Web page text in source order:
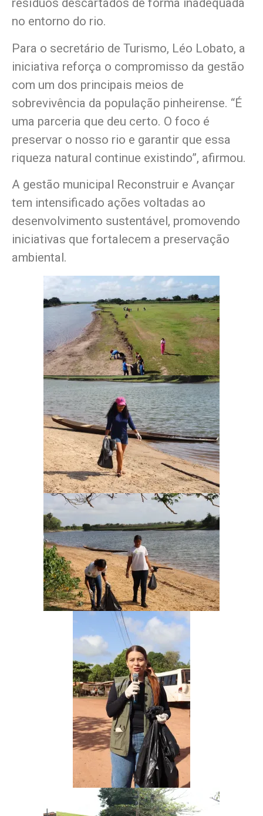
resíduos descartados de forma inadequada
no entorno do rio.
Para o secretário de Turismo, Léo Lobato, a
iniciativa reforça o compromisso da gestão
com um dos principais meios de
sobrevivência da população pinheirense. “É
uma parceria que deu certo. O foco é
preservar o nosso rio e garantir que essa
riqueza natural continue existindo”, afirmou.
A gestão municipal Reconstruir e Avançar
tem intensificado ações voltadas ao
desenvolvimento sustentável, promovendo
iniciativas que fortalecem a preservação
ambiental.